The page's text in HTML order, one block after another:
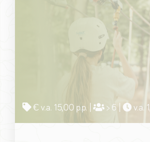
€ v.a. 15,00 p.p. | > 6 | v.a.